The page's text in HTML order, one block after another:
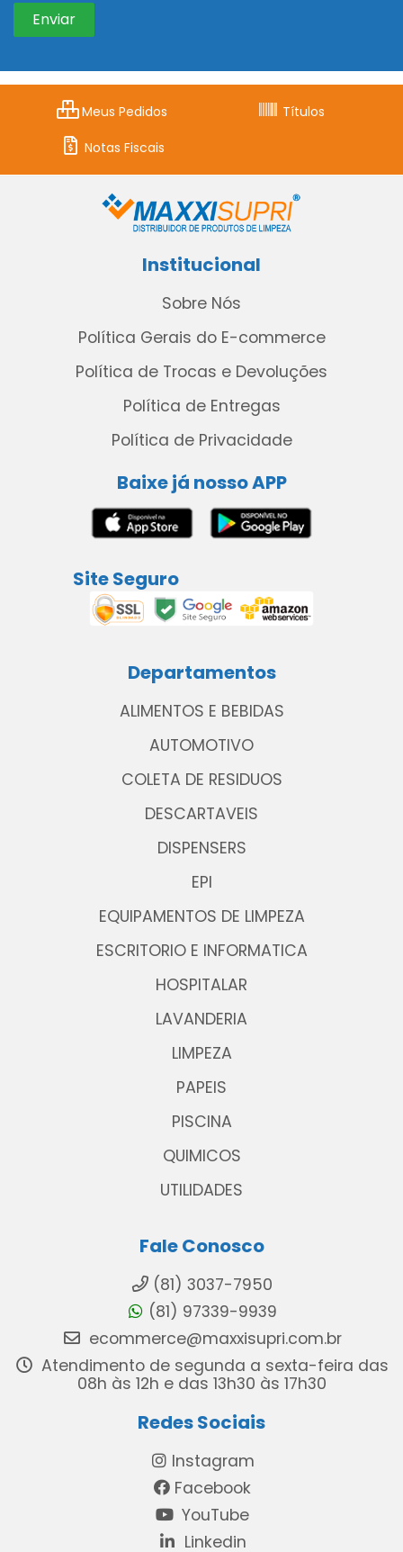
Meus Pedidos
Títulos
Notas Fiscais
Institucional
Sobre Nós
Política Gerais do E-commerce
Política de Trocas e Devoluções
Política de Entregas
Política de Privacidade
Baixe já nosso APP
Site Seguro
Departamentos
ALIMENTOS E BEBIDAS
AUTOMOTIVO
COLETA DE RESIDUOS
DESCARTAVEIS
DISPENSERS
EPI
EQUIPAMENTOS DE LIMPEZA
ESCRITORIO E INFORMATICA
HOSPITALAR
LAVANDERIA
LIMPEZA
PAPEIS
PISCINA
QUIMICOS
UTILIDADES
Fale Conosco
(81) 3037-7950
(81) 97339-9939
ecommerce@maxxisupri.com.br
Atendimento de segunda a sexta-feira das
08h às 12h e das 13h30 às 17h30
Redes Sociais
Instagram
Facebook
YouTube
Linkedin